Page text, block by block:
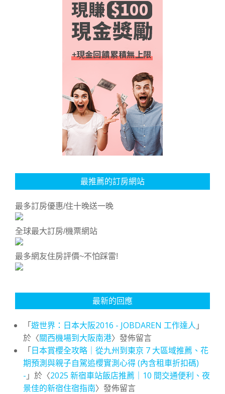
最推薦的訂房網站
最多訂房優惠/住十晚送一晚
全球最大訂房/機票網站
最多網友住房評價~不怕踩雷!
最新的回應
「遊世界：日本大阪2016 - JOBDAREN 工作達人 」
於〈關西機場到大阪南港〉發佈留言
「日本賞櫻全攻略｜從九州到東京 7 大區域推薦、花
期預測與親子自駕追櫻實測心得 (內含租車折扣碼)
- 」於〈2025 新宿車站飯店推薦｜10 間交通便利、夜
景佳的新宿住宿指南〉發佈留言